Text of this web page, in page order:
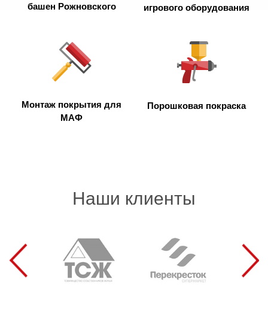
башен Рожновского
игрового оборудования
Монтаж покрытия для
МАФ
Порошковая покраска
Наши клиенты